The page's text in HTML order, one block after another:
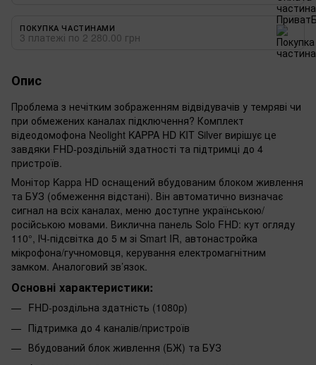
ПОКУПКА ЧАСТИНАМИ
3 платежі по 2 280.00 грн
Опис
Проблема з нечітким зображенням відвідувачів у темряві чи
при обмежених каналах підключення? Комплект
відеодомофона Neolight KAPPA HD KIT Silver вирішує це
завдяки FHD-роздільній здатності та підтримці до 4
пристроїв.
Монітор Kappa HD оснащений вбудованим блоком живлення
та БУЗ (обмеження відстані). Він автоматично визначає
сигнал на всіх каналах, меню доступне українською/
російською мовами. Виклична панель Solo FHD: кут огляду
110°, ІЧ-підсвітка до 5 м зі Smart IR, автонастройка
мікрофона/гучномовця, керування електромагнітним
замком. Аналоговий зв’язок.
Основні характеристики:
FHD-роздільна здатність (1080p)
Підтримка до 4 каналів/пристроїв
Вбудований блок живлення (БЖ) та БУЗ